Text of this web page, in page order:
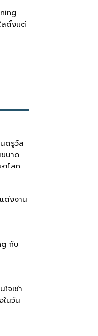
สตั้งแต่
นดรูว์ส
นาด
าโลก
ต่งงาน
กับ
จเช่า
ในวัน